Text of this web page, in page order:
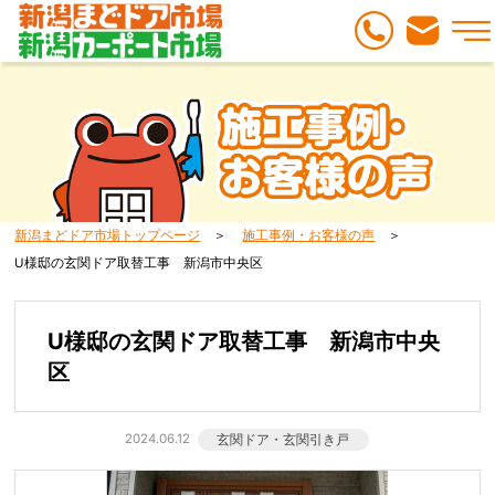
新潟まどドア市場トップページ
施工事例・お客様の声
U様邸の玄関ドア取替工事 新潟市中央区
U様邸の玄関ドア取替工事 新潟市中央
区
2024.06.12 玄関ドア・玄関引き戸